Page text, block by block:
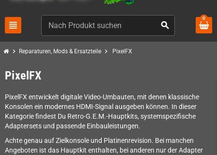
view_headline search
0
chevron_right Reparaturen, Mods & Ersatzteile chevron_right PixelFX
PixelFX
PixelFX entwickelt digitale Video-Umbauten, mit denen klassische
Konsolen ein modernes HDMI-Signal ausgeben können. In dieser
Kategorie findest Du Retro-G.E.M.-Hauptkits, systemspezifische
Adaptersets und passende Einbauleistungen.
Achte genau auf Zielkonsole und Platinenrevision. Bei manchen
Angeboten ist das Hauptkit enthalten, bei anderen nur der Adapter